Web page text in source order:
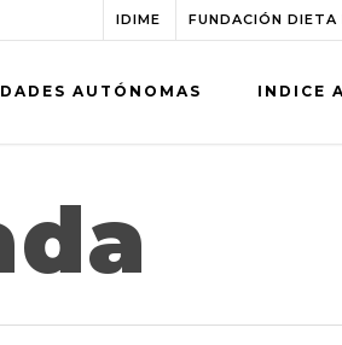
IDIME FUNDACIÓN DIETA
AUTÓNOMAS INDICE